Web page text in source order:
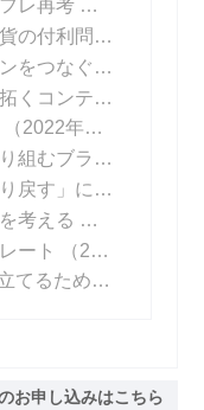
第81回 デジタル時代のインフレ再考
（2022年04
第82回 中央銀行デジタル通貨の付利問題
第83回 クリエイターとファンをつなぐデジタル技術
第84回 デジタル技術が切り拓くコンテンツ産業の未来
（2022年06月15日 掲載）
第86回 デジタルマネーに取り組むブラジル
第87回 ビッグデータを「取り戻す」には
第88回 データの「匿名性」を考える
（2022年07
ート
（2022年08月10日 掲載）
第90回 ITを日本の未来に役立てるために
お申し込みはこちら